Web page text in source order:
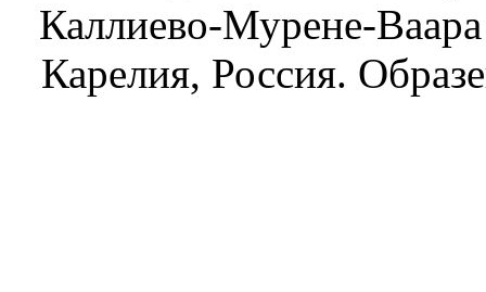
Каллиево-Мурене-
Карелия, Россия.